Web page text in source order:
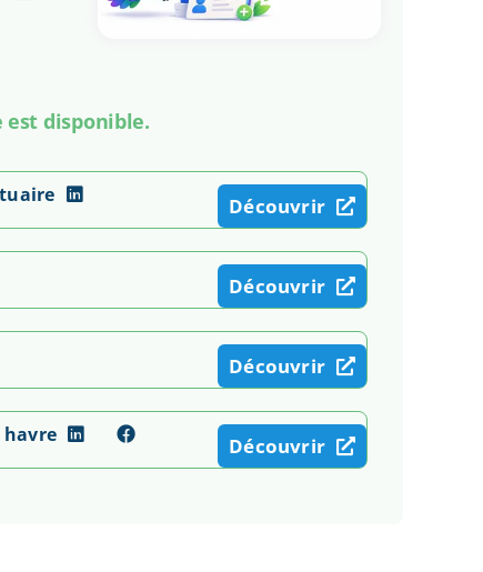
est disponible.
Découvrir
Découvrir
Découvrir
havre Découvrir